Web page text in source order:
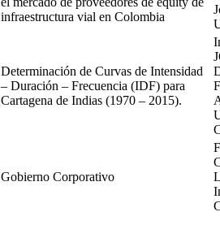
infraestructura vial en Colombia
Determinación de Curvas de Intensidad
– Duración – Frecuencia (IDF) para
Cartagena de Indias (1970 – 2015).
Gobierno Corporativo